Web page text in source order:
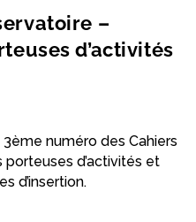
–
d’activités
numéro des Cahiers
porteuses d’activités et
d’insertion.